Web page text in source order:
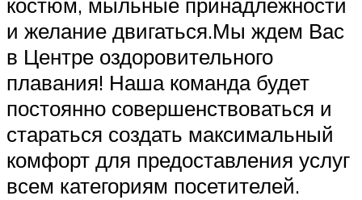
костюм, мыльные принадлежности
и желание двигаться.Мы ждем Вас
в Центре оздоровительного
плавания! Наша команда будет
постоянно совершенствоваться и
стараться создать максимальный
комфорт для предоставления услуг
всем категориям посетителей.